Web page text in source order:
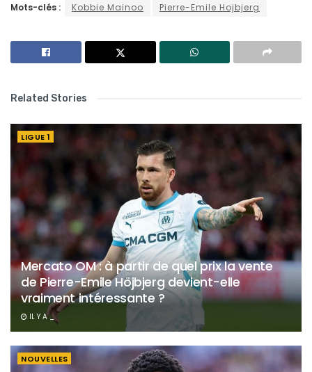
Mots-clés : Kobbie Mainoo Pierre-Emile Hojbjerg
Related Stories
LIGUE 1
Mercato OM : à partir de quel prix la vente
de Pierre-Emile Höjbjerg devient-elle
vraiment intéressante ?
IL Y A _
NOUVELLES